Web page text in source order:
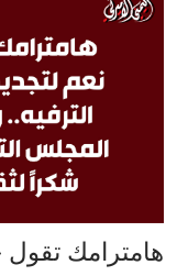
هامترامك تقول